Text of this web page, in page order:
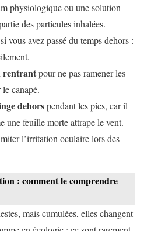
physiologique ou une solution
des particules inhalées.
si vous avez passé du temps dehors :
rentrantpour ne pas ramener les
canapé.
dehorspendant les pics, car il
une feuille morte attrape le vent.
l’irritation oculaire lors des
: comment le comprendre
mais cumulées, elles changent